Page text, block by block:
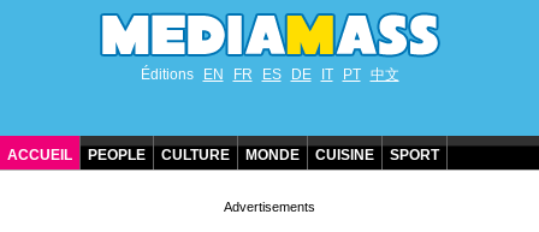
Éditions EN FR ES DE IT PT 中文
ACCUEIL PEOPLE CULTURE MONDE CUISINE SPORT